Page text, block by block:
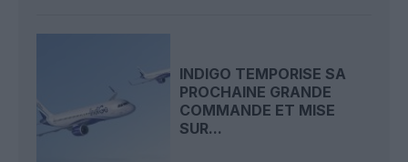
INDIGO TEMPORISE SA
PROCHAINE GRANDE
COMMANDE ET MISE
SUR...